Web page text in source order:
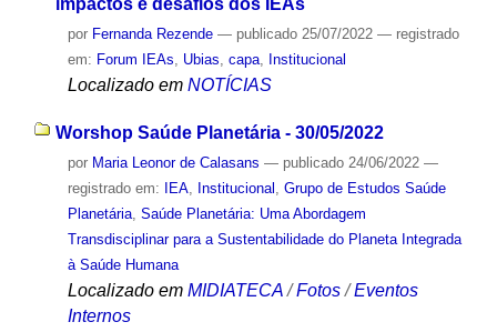
impactos e desafios dos IEAs
por Fernanda Rezende — publicado25/07/2022 — registrado
em: Forum IEAs, Ubias, capa, Institucional
Localizado em NOTÍCIAS
Worshop Saúde Planetária - 30/05/2022
por Maria Leonor de Calasans — publicado24/06/2022 —
registrado em:
IEA, Institucional , Grupo de Estudos Saúde
Planetária, Saúde Planetária: Uma Abordagem
Transdisciplinar para a Sustentabilidade do Planeta Integrada
à Saúde Humana
Localizado em MIDIATECA /Fotos /Eventos
Internos